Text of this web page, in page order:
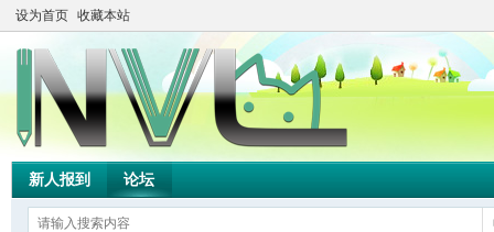
设为首页 收藏本站
新人报到 论坛